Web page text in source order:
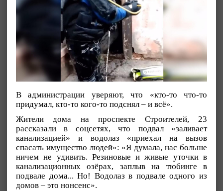
В администрации уверяют, что «кто-то что-то
придумал, кто-то кого-то подснял – и всё».
Жители дома на проспекте Строителей, 23
рассказали в соцсетях, что подвал «заливает
канализацией» и водолаз «приехал на вызов
спасать имущество людей»: «Я думала, нас больше
ничем не удивить. Резиновые и живые уточки в
канализационных озёрах, заплыв на тюбинге в
подвале дома... Но! Водолаз в подвале одного из
домов – это нонсенс».